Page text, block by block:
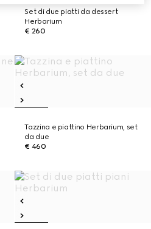
Set di due piatti da dessert
Herbarium
€ 260
Tazzina e piattino Herbarium, set
da due
€ 460